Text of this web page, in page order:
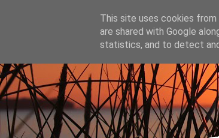
This site uses cookies
are shared with Google
statistics, and to detect